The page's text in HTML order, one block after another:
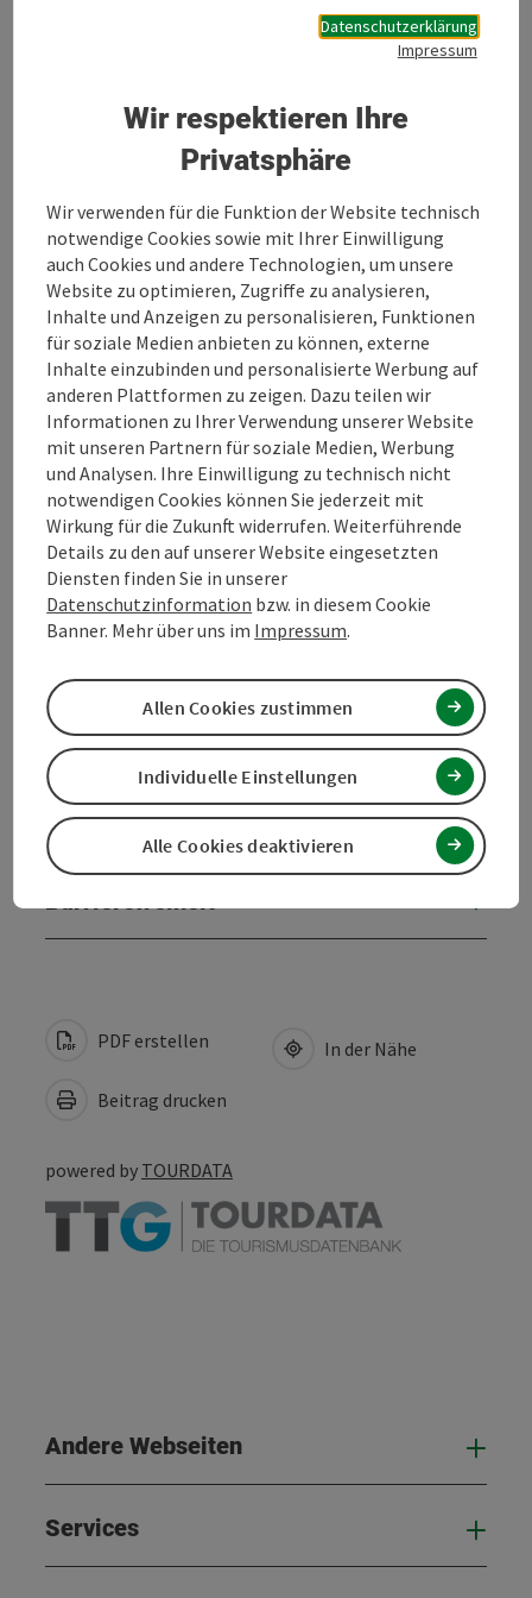
besonderen Veranstaltungen, bei Markteinführungen
von Produkten oder als professioneller und ständiger
Produkte und sie erzählt sie jenen, die sie hören sollen
Die Wortwerkstatt versteht Kommunikation als
Handwerk und das bedeutet Maßarbeit. Nichts ist von
der Stange, es entstehen individuelle und sich
voneinander unterscheidende Einzelstücke. Die
Wortwerkstatt verkleidet sich nicht, sie ist
authentisch und bodenständig. Sie macht ordentliche
Kommunikationsarbeit ohne „Schickimicki-
Schnickschnack“.
Hier geht es zu ...
Beschreibung vollständig anzeigen
Kontakt
Öffnungszeiten
Anreise/Lage
Eignung
PDF erstellen
Beitrag drucken
In der Nähe
powered by TOURDATA
Andere Webseiten
Services
Datenschutzerklärung
Impressum
Wir respektieren Ihre
Privatsphäre
Wir verwenden für die Funktion der Website technisch
notwendige Cookies sowie mit Ihrer Einwilligung
auch Cookies und andere Technologien, um unsere
Website zu optimieren, Zugriffe zu analysieren,
Inhalte und Anzeigen zu personalisieren, Funktionen
für soziale Medien anbieten zu können, externe
Inhalte einzubinden und personalisierte Werbung auf
anderen Plattformen zu zeigen. Dazu teilen wir
Informationen zu Ihrer Verwendung unserer Website
mit unseren Partnern für soziale Medien, Werbung
und Analysen. Ihre Einwilligung zu technisch nicht
notwendigen Cookies können Sie jederzeit mit
Wirkung für die Zukunft widerrufen. Weiterführende
Details zu den auf unserer Website eingesetzten
Diensten finden Sie in unserer
Datenschutzinformation bzw. in diesem Cookie
Banner. Mehr über uns im Impressum.
Alle Cookies deaktivieren
Individuelle Einstellungen
Allen Cookies zustimmen